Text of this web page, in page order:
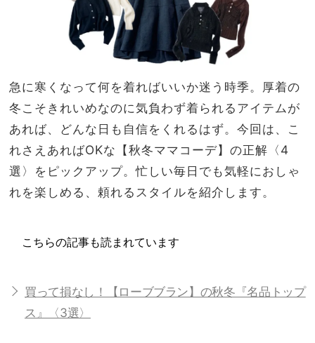
急に寒くなって何を着ればいいか迷う時季。厚着の
冬こそきれいめなのに気負わず着られるアイテムが
あれば、どんな日も自信をくれるはず。今回は、こ
れさえあればOKな【秋冬ママコーデ】の正解〈4
選〉をピックアップ。忙しい毎日でも気軽におしゃ
れを楽しめる、頼れるスタイルを紹介します。
こちらの記事も読まれています
買って損なし！【ローブブラン】の秋冬『名品トップ
ス』〈3選〉